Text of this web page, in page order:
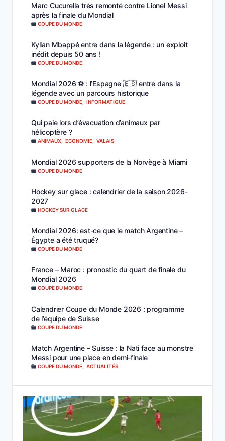
Marc Cucurella très remonté contre Lionel Messi
après la finale du Mondial
COUPE DU MONDE
Kylian Mbappé entre dans la légende : un exploit
inédit depuis 50 ans !
COUPE DU MONDE
Mondial 2026 ⚽️ : l’Espagne 🇪🇸 entre dans la
légende avec un parcours historique
COUPE DU MONDE INFORMATIQUE
Qui paie lors d’évacuation d’animaux par
hélicoptère ?
ANIMAUX ECONOMIE VALAIS
Mondial 2026 supporters de la Norvège à Miami
COUPE DU MONDE
Hockey sur glace : calendrier de la saison 2026-
2027
HOCKEY SUR GLACE
Mondial 2026: est-ce que le match Argentine –
Égypte a été truqué?
COUPE DU MONDE
France – Maroc : pronostic du quart de finale du
Mondial 2026
COUPE DU MONDE
Calendrier Coupe du Monde 2026 : programme
de l’équipe de Suisse
COUPE DU MONDE
Match Argentine – Suisse : la Nati face au monstre
Messi pour une place en demi-finale
COUPE DU MONDE ACTUALITÉS